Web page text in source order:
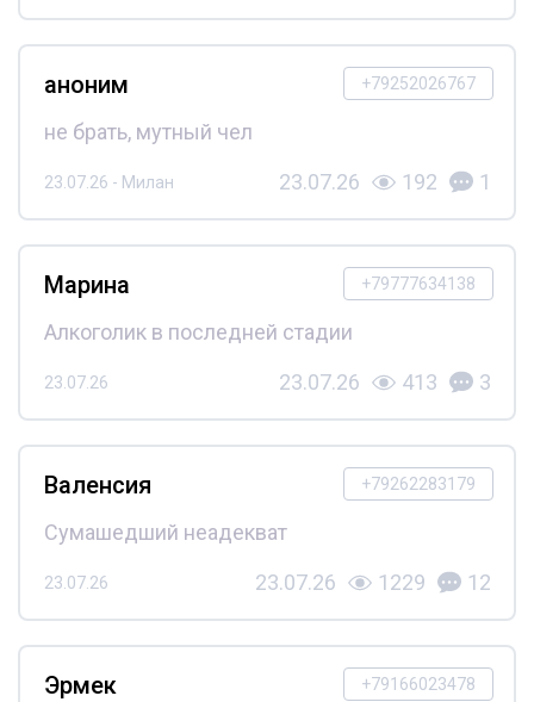
+79252026767
аноним
не брать, мутный чел
23.07.26 - Милан 23.07.26 192 1
+79777634138
Марина
Алкоголик в последней стадии
23.07.26 23.07.26 413 3
+79262283179
Валенсия
Сумашедший неадекват
23.07.26 23.07.26 1229 12
+79166023478
Эрмек